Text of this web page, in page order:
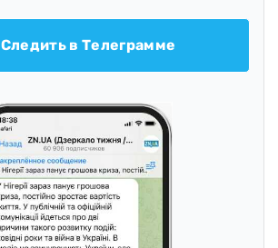
Следить в Телеграмме